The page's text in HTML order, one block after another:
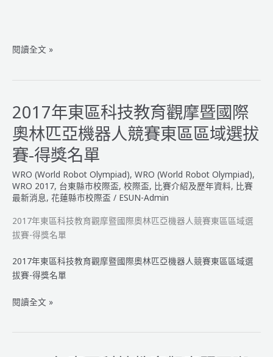
2017
盃
及
區
賽
增
額
晉
級
名
單
閱讀全文 »
2017年東區科技教育觀摩暨國際
奧林匹亞機器人競賽東區區域選拔
賽-得獎名單
WRO (World Robot Olympiad), WRO (World Robot Olympiad),
WRO 2017, 台東縣市校際盃, 校際盃, 比賽介紹及歷年資料, 比賽
最新消息, 花蓮縣市校際盃 / ESUN-Admin
2017年東區科技教育觀摩暨國際奧林匹亞機器人競賽東區區域選
拔賽-得獎名單
2017年東區科技教育觀摩暨國際奧林匹亞機器人競賽東區區域選
拔賽-得獎名單
2017
閱讀全文 »